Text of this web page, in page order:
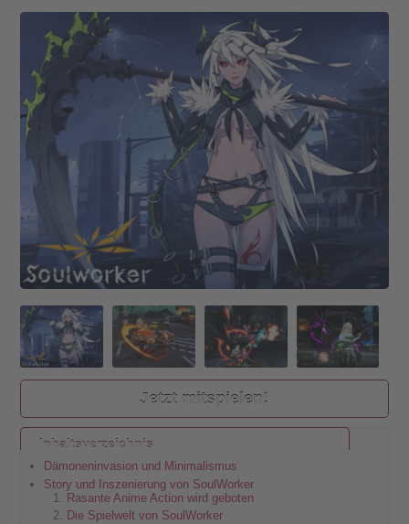
Jetzt mitspielen!
Inhaltsverzeichnis
Dämoneninvasion und Minimalismus
Story und Inszenierung von SoulWorker
Rasante Anime Action wird geboten
Die Spielwelt von SoulWorker